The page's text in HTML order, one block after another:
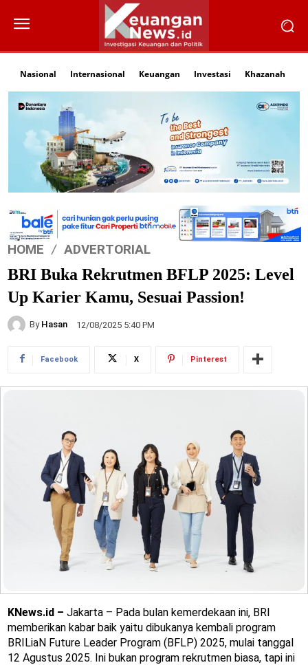
Nasional Internasional Keuangan Investasi Khazanah
HOME ADVERTORIAL
BRI Buka Rekrutmen BFLP 2025: Level
Up Karier Kamu, Sesuai Passion!
By Hasan 12/08/2025 5:40 PM
Facebook X Pinterest
KNews.id – Jakarta – Pada bulan kemerdekaan ini, BRI
memberikan kabar baik yaitu dibukanya kembali program
BRILiaN Future Leader Program (BFLP) 2025, mulai tanggal
12 Agustus 2025. Ini bukan program rekrutmen biasa, tapi ini